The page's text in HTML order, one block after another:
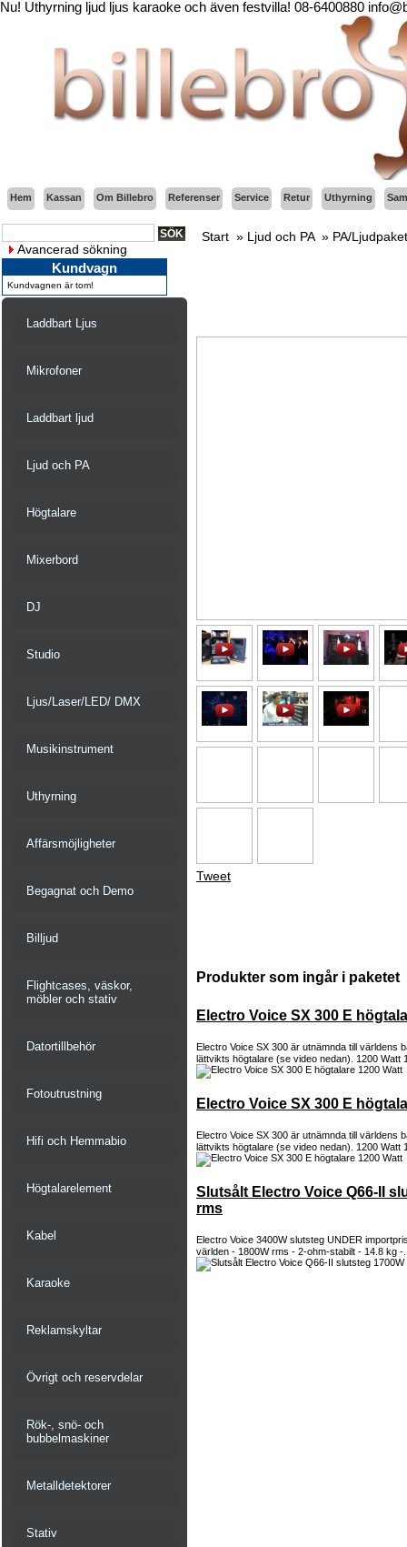
Nu! Uthyrning ljud ljus karaoke och även festvilla! 08-6400880
Hem Kassan Om Billebro Referenser Service Retur Uthyrning
Avancerad sökning
Kundvagn
Kundvagnen är tom!
Laddbart Ljus
Mikrofoner
Laddbart ljud
Ljud och PA
Högtalare
Mixerbord
DJ
Studio
Ljus/Laser/LED/ DMX
Musikinstrument
Uthyrning
Affärsmöjligheter
Begagnat och Demo
Billjud
Flightcases, väskor,
möbler och stativ
Datortillbehör
Fotoutrustning
Hifi och Hemmabio
Högtalarelement
Kabel
Karaoke
Reklamskyltar
Övrigt och reservdelar
Rök-, snö- och
bubbelmaskiner
Metalldetektorer
Stativ
Start » Ljud och PA» PA/Ljudpaket
Tweet
Produkter som ingår i paketet
Electro Voice SX 300 E
Electro Voice SX 300 är utnämnda till världens
lättvikts högtalare (se video nedan). 1200 Watt
Electro Voice SX 300 E
Electro Voice SX 300 är utnämnda till världens
lättvikts högtalare (se video nedan). 1200 Watt
Slutsålt Electro Voice Q66-II
rms
Electro Voice 3400W slutsteg UNDER
världen - 1800W rms - 2-ohm-stabilt - 14.8 kg